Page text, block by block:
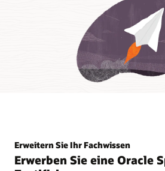
Erweitern Sie Ihr Fachwissen
Erwerben Sie eine Oracle